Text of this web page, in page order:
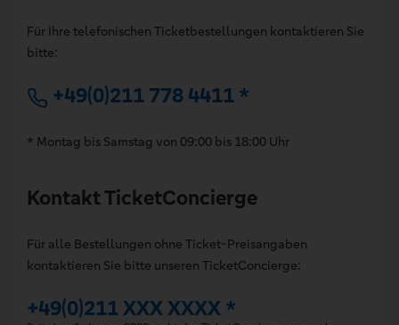
Für Ihre telefonischen Ticketbestellungen kontaktieren Sie
bitte:
+49(0)211 778 4411 *
* Montag bis Samstag von 09:00 bis 18:00 Uhr
Kontakt TicketConcierge
Für alle Bestellungen ohne Ticket-Preisangaben
kontaktieren Sie bitte unseren TicketConcierge:
+49(0)211 XXX XXXX *